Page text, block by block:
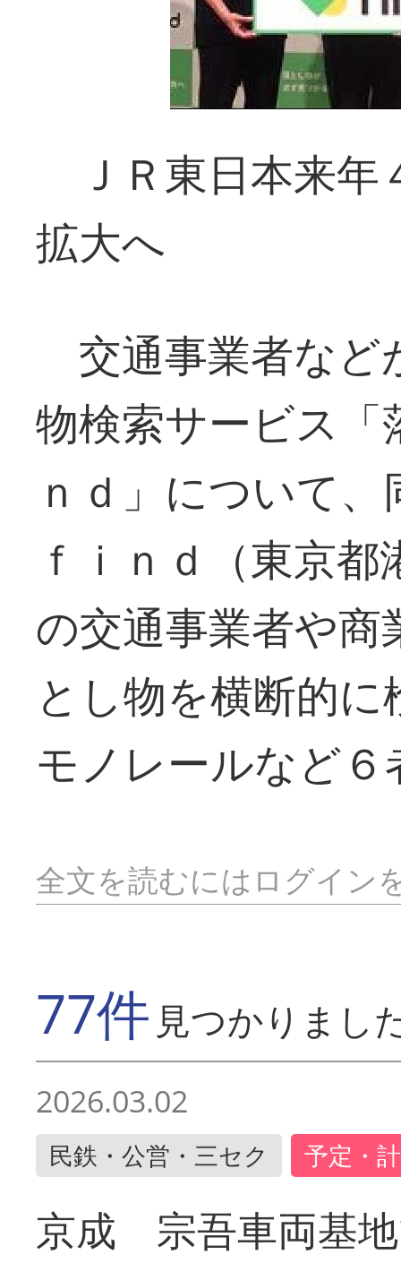
ＪＲ東日本来
拡大へ
交通事業者など
物検索サービス
ｎｄ」について
ｆｉｎｄ（東京
の交通事業者や
とし物を横断的
モノレールなど
全文を読むにはログイン
77件 見つかりまし
2026.03.02
民鉄・公営・三セク 予定・
京成 宗吾車両基